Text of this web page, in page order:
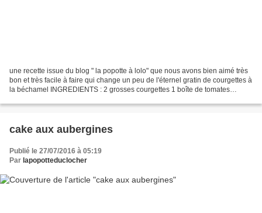
une recette issue du blog " la popotte à lolo" que nous avons bien aimé très
bon et très facile à faire qui change un peu de l'éternel gratin de courgettes à
la béchamel INGREDIENTS : 2 grosses courgettes 1 boîte de tomates
cake aux aubergines
Publié le 27/07/2016 à 05:19
Par lapopotteduclocher